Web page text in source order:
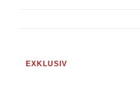
EXKLUSIV